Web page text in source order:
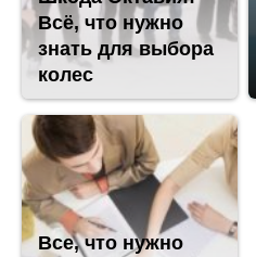
Всё, что нужно
знать для выбора
колес
Все, что нужно